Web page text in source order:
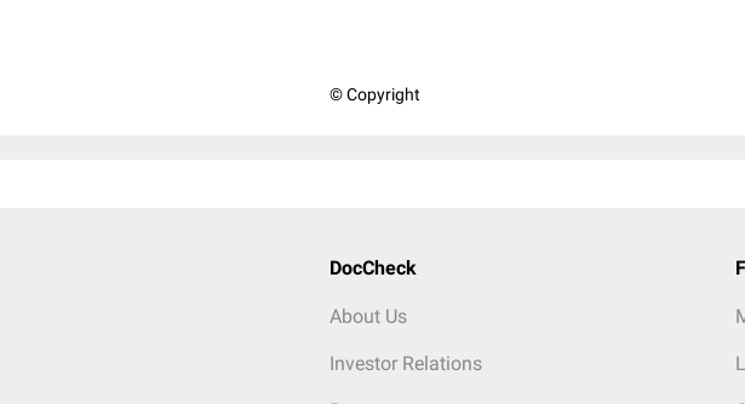
© Copyright
DocCheck
About Us
Investor Relations